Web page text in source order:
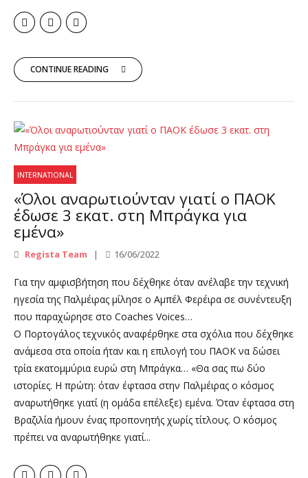
CONTINUE READING
INTERNATIONAL
«Όλοι αναρωτιούνταν γιατί ο ΠΑΟΚ
έδωσε 3 εκατ. στη Μπράγκα για
εμένα»
Regista Team 16/06/2022
Για την αμφισβήτηση που δέχθηκε όταν ανέλαβε την τεχνική
ηγεσία της Παλμέιρας μίλησε ο Αμπέλ Φερέιρα σε συνέντευξη
που παραχώρησε στο Coaches Voices…
Ο Πορτογάλος τεχνικός αναφέρθηκε στα σχόλια που δέχθηκε
ανάμεσα στα οποία ήταν και η επιλογή του ΠΑΟΚ να δώσει
τρία εκατομμύρια ευρώ στη Μπράγκα… «Θα σας πω δύο
ιστορίες. Η πρώτη: όταν έφτασα στην Παλμέιρας ο κόσμος
αναρωτήθηκε γιατί (η ομάδα επέλεξε) εμένα. Όταν έφτασα στη
Βραζιλία ήμουν ένας προπονητής χωρίς τίτλους. Ο κόσμος
πρέπει να αναρωτήθηκε γιατί...